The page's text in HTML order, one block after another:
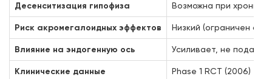
Десенситизация гипофиза Возможна при
Риск акромегалоидных эффектов Низкий (ограничен
Влияние на эндогенную ось Усиливает, не
Клинические данные Phase 1 RCT (2006)